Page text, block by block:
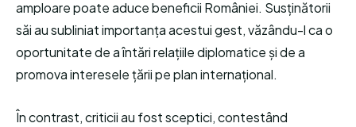
amploare poate aduce beneficii României. Susținătorii
săi au subliniat importanța acestui gest, văzându-l ca o
oportunitate de a întări relațiile diplomatice și de a
promova interesele țării pe plan internațional.
În contrast, criticii au fost sceptici, contestând